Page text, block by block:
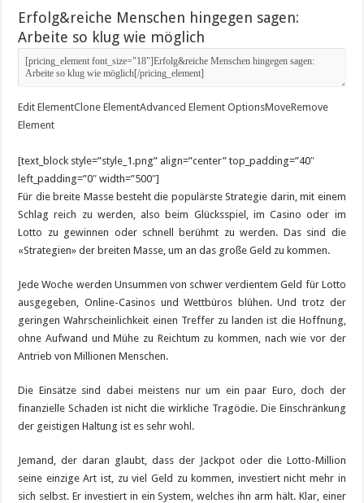
Erfolg&reiche Menschen hingegen sagen:
Arbeite so klug wie möglich
Edit ElementClone ElementAdvanced Element OptionsMoveRemove
Element
[text_block style=”style_1.png” align=”center” top_padding=”40″
left_padding=”0″ width=”500″]
Für die breite Masse besteht die populärste Strategie darin, mit einem
Schlag reich zu werden, also beim Glücksspiel, im Casino oder im
Lotto zu gewinnen oder schnell berühmt zu werden. Das sind die
«Strategien» der breiten Masse, um an das große Geld zu kommen.
Jede Woche werden Unsummen von schwer verdientem Geld für Lotto
ausgegeben, Online-Casinos und Wettbüros blühen. Und trotz der
geringen Wahrscheinlichkeit einen Treffer zu landen ist die Hoffnung,
ohne Aufwand und Mühe zu Reichtum zu kommen, nach wie vor der
Antrieb von Millionen Menschen.
Die Einsätze sind dabei meistens nur um ein paar Euro, doch der
finanzielle Schaden ist nicht die wirkliche Tragödie. Die Einschränkung
der geistigen Haltung ist es sehr wohl.
Jemand, der daran glaubt, dass der Jackpot oder die Lotto-Million
seine einzige Art ist, zu viel Geld zu kommen, investiert nicht mehr in
sich selbst. Er investiert in ein System, welches ihn arm hält. Klar, einer